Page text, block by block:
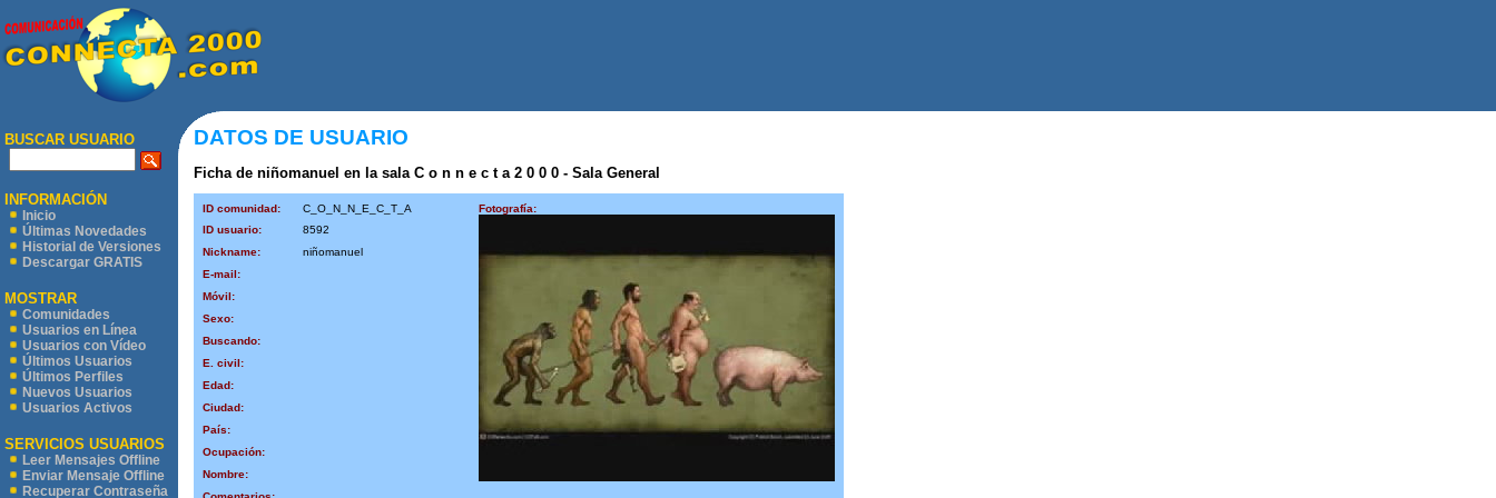
BUSCAR USUARIO
INFORMACIÓN
Inicio
Últimas Novedades
Historial de Versiones
Descargar GRATIS
MOSTRAR
Comunidades
Usuarios en Línea
Usuarios con Vídeo
Últimos Usuarios
Últimos Perfiles
Nuevos Usuarios
Usuarios Activos
SERVICIOS USUARIOS
Leer Mensajes Offline
Enviar Mensaje Offline
Recuperar Contraseña
DATOS DE USUARIO
Ficha de niñomanuel en la sala C o n n e c t a 2 0 0 0 - Sala General
ID comunidad: C_O_N_N_E_C_T_A
Fotografía:
ID usuario:
8592
Nickname:
niñomanuel
E-mail:
Móvil:
Sexo:
Buscando:
E. civil:
Edad:
Ciudad:
País:
Ocupación:
Nombre: